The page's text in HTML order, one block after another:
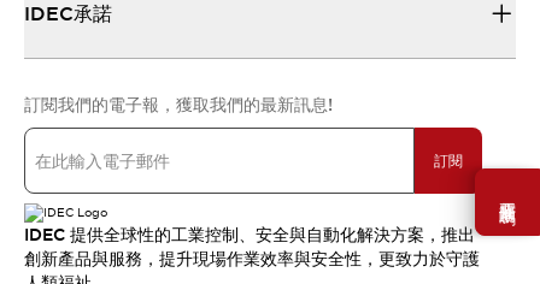
需要幫助嗎？
IDEC承諾
訂閱我們的電子報，獲取我們的最新訊息!
訂閱
IDEC 提供全球性的工業控制、安全與自動化解決方案，推出
創新產品與服務，提升現場作業效率與安全性，更致力於守護